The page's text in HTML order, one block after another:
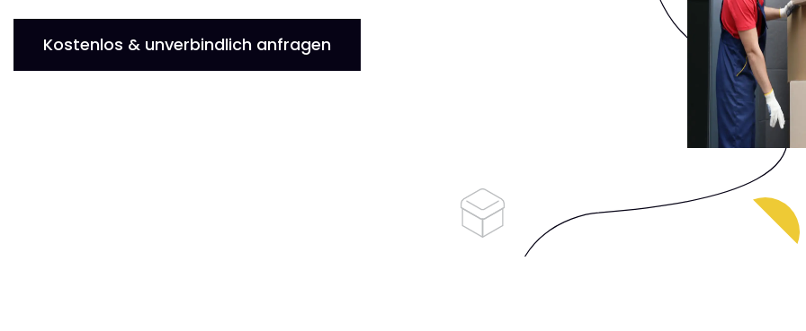
Kostenlos & unverbindlich anfragen